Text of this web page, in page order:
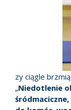
zy ciągle
„Niedotlenie